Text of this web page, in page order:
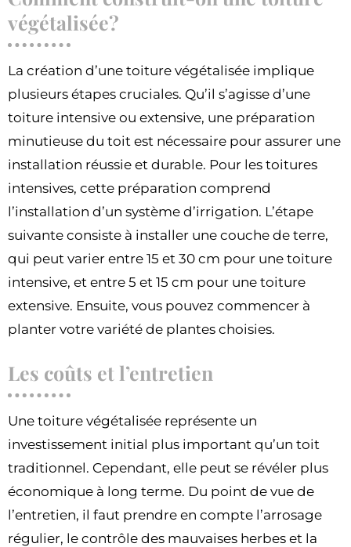
végétalisée?
La création d’une toiture végétalisée implique
plusieurs étapes cruciales. Qu’il s’agisse d’une
toiture intensive ou extensive, une préparation
minutieuse du toit est nécessaire pour assurer une
installation réussie et durable. Pour les toitures
intensives, cette préparation comprend
l’installation d’un système d’irrigation. L’étape
suivante consiste à installer une couche de terre,
qui peut varier entre 15 et 30 cm pour une toiture
intensive, et entre 5 et 15 cm pour une toiture
extensive. Ensuite, vous pouvez commencer à
planter votre variété de plantes choisies.
Les coûts et l’entretien
Une toiture végétalisée représente un
investissement initial plus important qu’un toit
traditionnel. Cependant, elle peut se révéler plus
économique à long terme. Du point de vue de
l’entretien, il faut prendre en compte l’arrosage
régulier, le contrôle des mauvaises herbes et la